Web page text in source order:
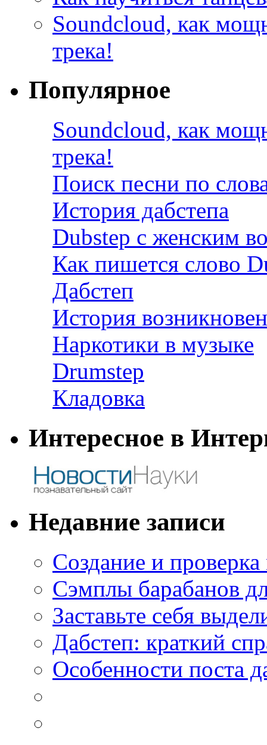
Soundcloud, как
трека!
Популярное
Soundcloud, как
трека!
Поиск песни по
История дабстепа
Dubstep с женским
Как пишется слово
Дабстеп
История
Наркотики в музыке
Drumstep
Кладовка
Интересное в
Недавние записи
Создание и
Сэмплы барабанов
Заставьте себя
Дабстеп: краткий
Особенности поста